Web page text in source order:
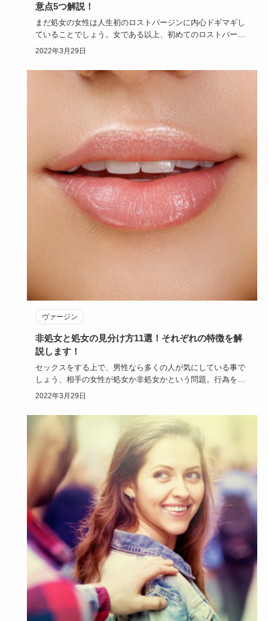
意点5つ解説！
まだ処女の女性は人生初のロストバージンに内心ドギマギし
ていることでしょう。女である以上、初めてのロストバージ
ンを成功に収め…
2022年3月29日
ヴァージン
非処女と処女の見分け方11選！それぞれの特徴を解
説します！
セックスをする上で、男性なら多くの人が気にしている事で
しょう、相手の女性が処女か非処女かという問題。行為をす
る前にできれば…
2022年3月29日